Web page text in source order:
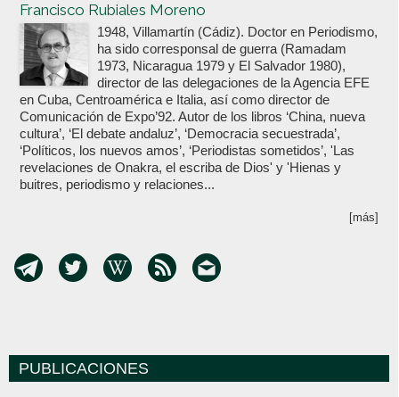
Francisco Rubiales Moreno
1948, Villamartín (Cádiz). Doctor en Periodismo,
ha sido corresponsal de guerra (Ramadam
1973, Nicaragua 1979 y El Salvador 1980),
director de las delegaciones de la Agencia EFE
en Cuba, Centroamérica e Italia, así como director de
Comunicación de Expo’92. Autor de los libros ‘China, nueva
cultura’, ‘El debate andaluz’, ‘Democracia secuestrada’,
‘Políticos, los nuevos amos’, ‘Periodistas sometidos’, 'Las
revelaciones de Onakra, el escriba de Dios' y 'Hienas y
buitres, periodismo y relaciones...
[más]
PUBLICACIONES